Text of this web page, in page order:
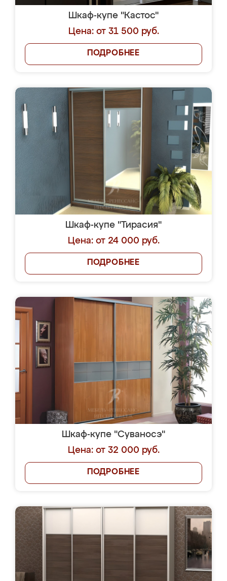
Шкаф-купе "Кастос"
Цена: от 31 500 руб.
ПОДРОБНЕЕ
Шкаф-купе "Тирасия"
Цена: от 24 000 руб.
ПОДРОБНЕЕ
Шкаф-купе "Суваносэ"
Цена: от 32 000 руб.
ПОДРОБНЕЕ